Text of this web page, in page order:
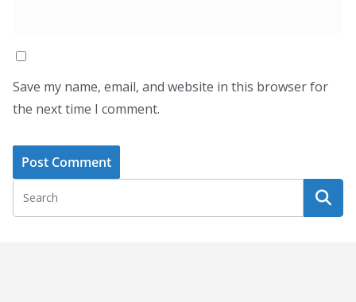
Save my name, email, and website in this browser for
the next time I comment.